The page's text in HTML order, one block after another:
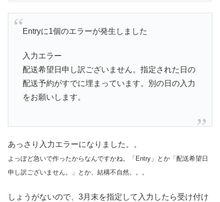
Entryに1個のエラーが発生しました
入力エラー
配送希望日申し訳ございません。指定された日の
配送予約がすでに埋まっています。別の日の入力
をお願いします。
あっさり入力エラーになりました。。
よっぽど急いで作ったからなんですかね。「Entry」とか「配送希望日
申し訳ございません。」とか、結構不自然。。。
しょうがないので、3月末を指定して入力したら受け付け